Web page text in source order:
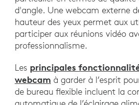
d'angle. Une webcam externe
hauteur des yeux permet aux
participer aux réunions vidéo
professionnalisme.
Les principales
webcam à garder à l’esprit
de bureau flexible incluent la